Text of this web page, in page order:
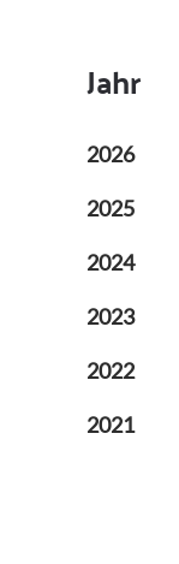
Jahr
2026
2025
2024
2023
2022
2021